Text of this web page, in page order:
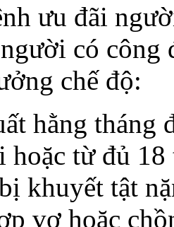
ưu đãi
có công
chế độ:
hằng tháng
hoặc từ đủ
khuyết tật
vợ hoặc